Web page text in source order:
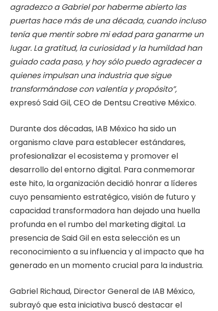
agradezco a Gabriel por haberme abierto las
puertas hace más de una década, cuando incluso
tenía que mentir sobre mi edad para ganarme un
lugar. La gratitud, la curiosidad y la humildad han
guiado cada paso, y hoy sólo puedo agradecer a
quienes impulsan una industria que sigue
transformándose con valentía y propósito”,
expresó Said Gil, CEO de Dentsu Creative México.
Durante dos décadas, IAB México ha sido un
organismo clave para establecer estándares,
profesionalizar el ecosistema y promover el
desarrollo del entorno digital. Para conmemorar
este hito, la organización decidió honrar a líderes
cuyo pensamiento estratégico, visión de futuro y
capacidad transformadora han dejado una huella
profunda en el rumbo del marketing digital. La
presencia de Said Gil en esta selección es un
reconocimiento a su influencia y al impacto que ha
generado en un momento crucial para la industria.
Gabriel Richaud, Director General de IAB México,
subrayó que esta iniciativa buscó destacar el